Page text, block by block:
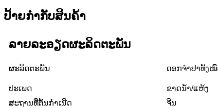
ປ້າຍກຳກັບສິນຄ້າ
ລາຍ​ລະ​ອຽດ​ຜະ​ລິດ​ຕະ​ພັນ
ຜະລິດຕະພັນ ດອກຈຳປາທັງ
ປະເພດ
ຂາດນໍ້າ/ແຫ້ງ
ສະ​ຖານ​ທີ່​ຕົ້ນ​ກໍາ​ເນີດ
ຈີນ